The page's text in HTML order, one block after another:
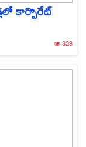
కార్పొరేట్
328